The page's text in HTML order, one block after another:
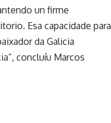
un firme
Esa capacidade para
da Galicia
concluíu Marcos